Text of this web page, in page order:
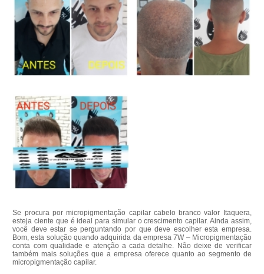
Se procura por micropigmentação capilar cabelo branco valor Itaquera,
esteja ciente que é ideal para simular o crescimento capilar. Ainda assim,
você deve estar se perguntando por que deve escolher esta empresa.
Bom, esta solução quando adquirida da empresa 7W – Micropigmentação
conta com qualidade e atenção a cada detalhe. Não deixe de verificar
também mais soluções que a empresa oferece quanto ao segmento de
micropigmentação capilar.